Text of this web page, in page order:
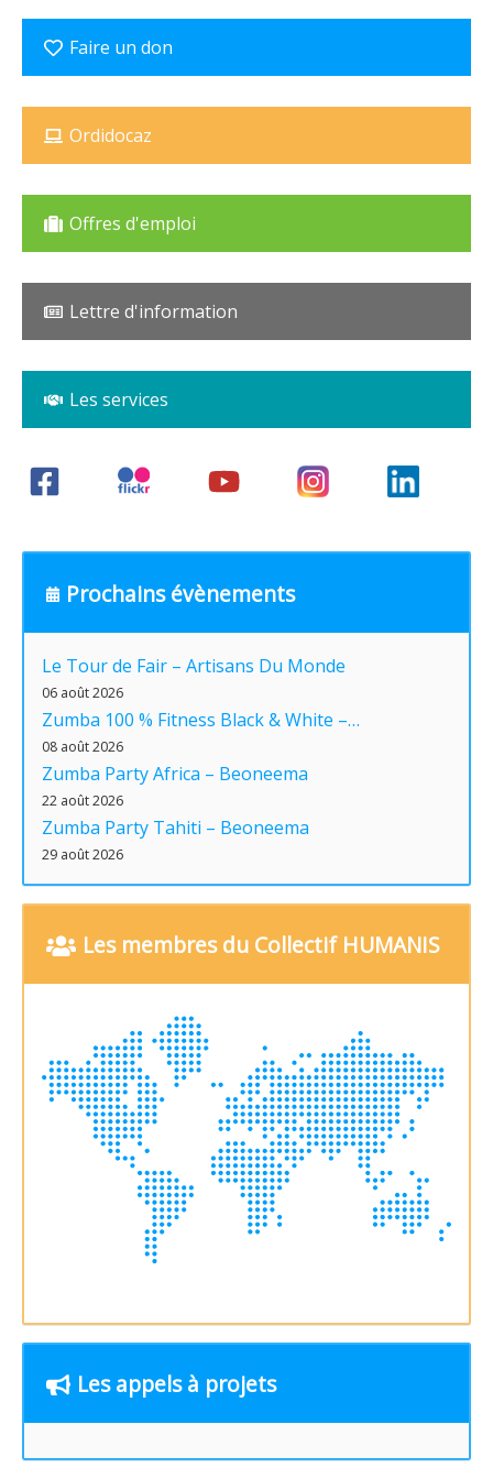
Faire un don
Ordidocaz
Offres d'emploi
Lettre d'information
Les services
Prochains évènements
Le Tour de Fair – Artisans Du Monde
06 août 2026
Zumba 100 % Fitness Black & White –…
08 août 2026
Zumba Party Africa – Beoneema
22 août 2026
Zumba Party Tahiti – Beoneema
29 août 2026
Les membres du Collectif HUMANIS
Europe
Les appels à projets